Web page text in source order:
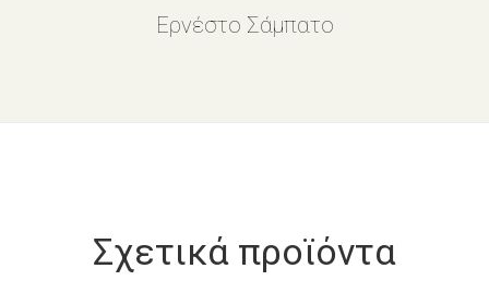
Ερνέστο Σάμπατο
Σχετικά προϊόντα